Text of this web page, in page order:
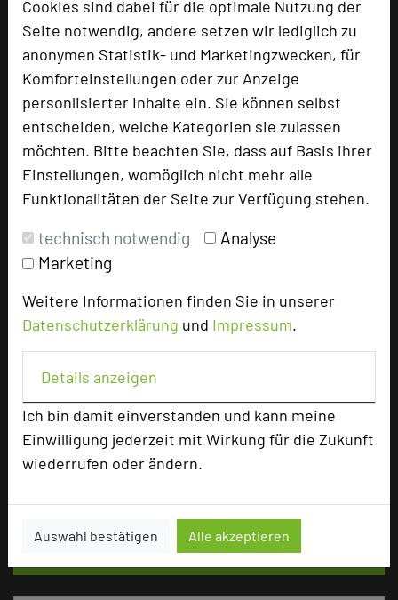
Cookies sind dabei für die optimale Nutzung der
Seite notwendig, andere setzen wir lediglich zu
anonymen Statistik- und Marketingzwecken, für
Komforteinstellungen oder zur Anzeige
personlisierter Inhalte ein. Sie können selbst
entscheiden, welche Kategorien sie zulassen
möchten. Bitte beachten Sie, dass auf Basis ihrer
Einstellungen, womöglich nicht mehr alle
Funktionalitäten der Seite zur Verfügung stehen.
technisch notwendig
Analyse
Marketing
Weitere Informationen finden Sie in unserer
Datenschutzerklärung und Impressum.
Details anzeigen
Ich bin damit einverstanden und kann meine
Einwilligung jederzeit mit Wirkung für die Zukunft
wiederrufen oder ändern.
Auswahl bestätigen Alle akzeptieren
Riessersee Hotel
Riess 5
82467 Garmisch-Partenkirchen
phone +49 8821 758-0
mail Email
language Homepage
zur Tagungsanfrage hinzufügen
Tagungsplaner
Tagungsleiter
Hotel bewerten